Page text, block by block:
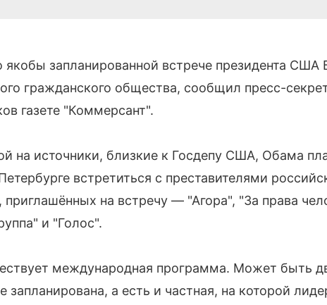
якобы запланированной встрече президента
гражданского общества, сообщил пресс-
газете "Коммерсант".
на источники, близкие к Госдепу США, Обама
встретиться с преставителями
на встречу — "Агора", "За права
и "Голос".
международная программа. Может быть
запланирована, а есть и частная, на которой